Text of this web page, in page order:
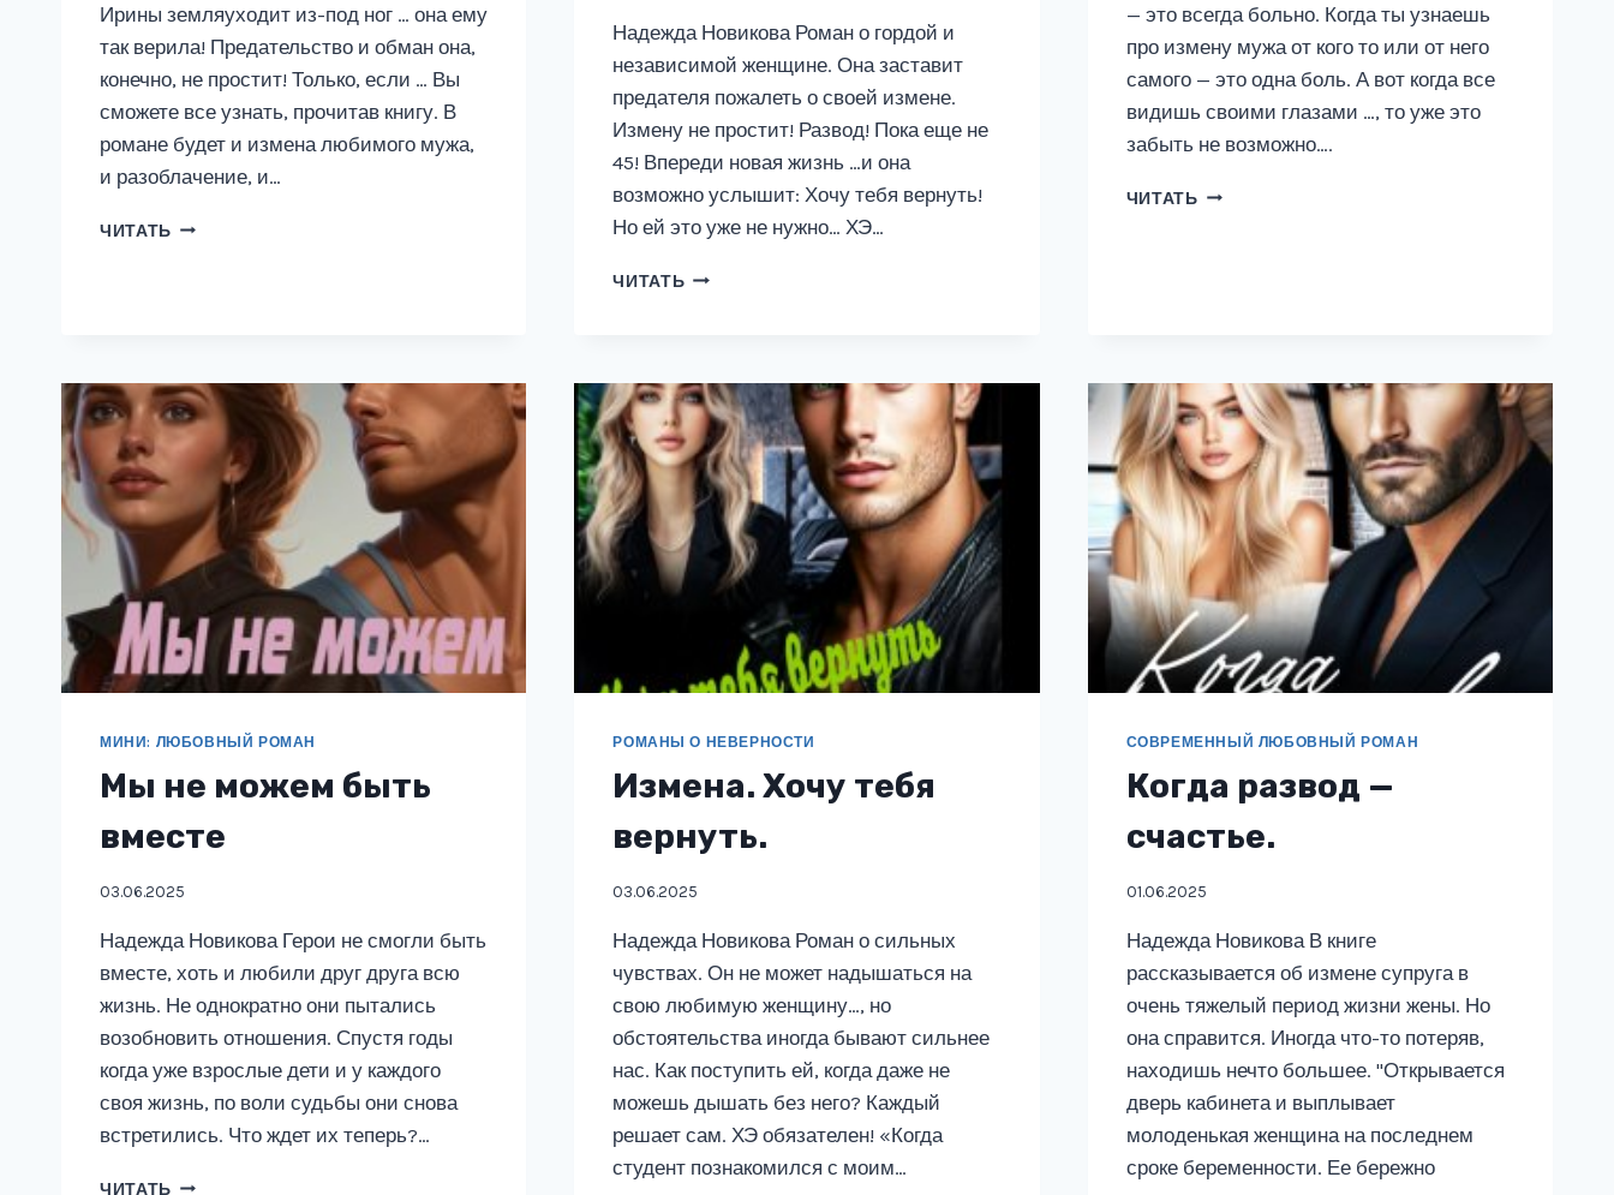
Ирины земляуходит из-под ног … она ему
так верила! Предательство и обман она,
конечно, не простит! Только, если … Вы
сможете все узнать, прочитав книгу. В
романе будет и измена любимого мужа,
и разоблачение, и…
ЧИТАТЬ ФАКТ
Надежда Новикова Роман о гордой и
независимой женщине. Она заставит
предателя пожалеть о своей измене.
Измену не простит! Развод! Пока еще не
45! Впереди новая жизнь …и она
возможно услышит: Хочу тебя вернуть!
Но ей это уже не нужно… ХЭ…
ЧИТАТЬ РАЗВОД.
— это всегда больно. Когда ты узнаешь
про измену мужа от кого то или от него
самого — это одна боль. А вот когда все
видишь своими глазами …, то уже это
забыть не возможно….
ЧИТАТЬ ИЗМЕНУ
МИНИ: ЛЮБОВНЫЙ РОМАН
Мы не можем быть
вместе
03.06.2025
Надежда Новикова Герои не смогли быть
вместе, хоть и любили друг друга всю
жизнь. Не однократно они пытались
возобновить отношения. Спустя годы
когда уже взрослые дети и у каждого
своя жизнь, по воли судьбы они снова
встретились. Что ждет их теперь?…
ЧИТАТЬ МЫ
РОМАНЫ О НЕВЕРНОСТИ
Измена. Хочу тебя
вернуть.
03.06.2025
Надежда Новикова Роман о сильных
чувствах. Он не может надышаться на
свою любимую женщину…, но
обстоятельства иногда бывают сильнее
нас. Как поступить ей, когда даже не
можешь дышать без него? Каждый
решает сам. ХЭ обязателен! «Когда
студент познакомился с моим…
СОВРЕМЕННЫЙ ЛЮБОВНЫЙ РОМАН
Когда развод —
счастье.
01.06.2025
Надежда Новикова В книге
рассказывается об измене супруга в
очень тяжелый период жизни жены. Но
она справится. Иногда что-то потеряв,
находишь нечто большее. "Открывается
дверь кабинета и выплывает
молоденькая женщина на последнем
сроке беременности. Ее бережно